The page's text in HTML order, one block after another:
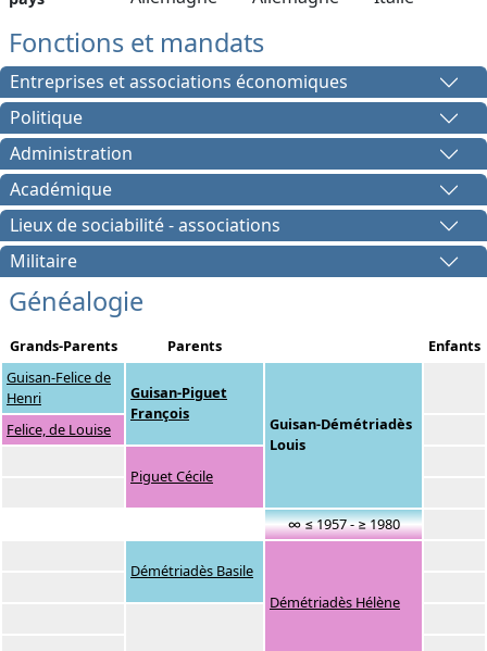
Fonctions et mandats
Entreprises et associations économiques
Politique
Administration
Académique
Lieux de sociabilité - associations
Militaire
Généalogie
Grands-Parents Parents
Enfants
Guisan-Felice de
Henri
Guisan-Piguet
François
Guisan-Démétriadès
Louis
Felice, de Louise
Piguet Cécile
∞ ≤ 1957 - ≥ 1980
Démétriadès Basile
Démétriadès Hélène